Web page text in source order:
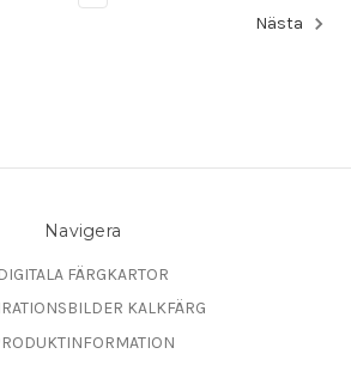
Nästa
Navigera
DIGITALA FÄRGKARTOR
KALKFÄRG